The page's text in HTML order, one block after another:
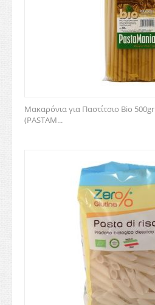
Μακαρόνια για Παστίτσιο Bio 500gr
(PASTAM...